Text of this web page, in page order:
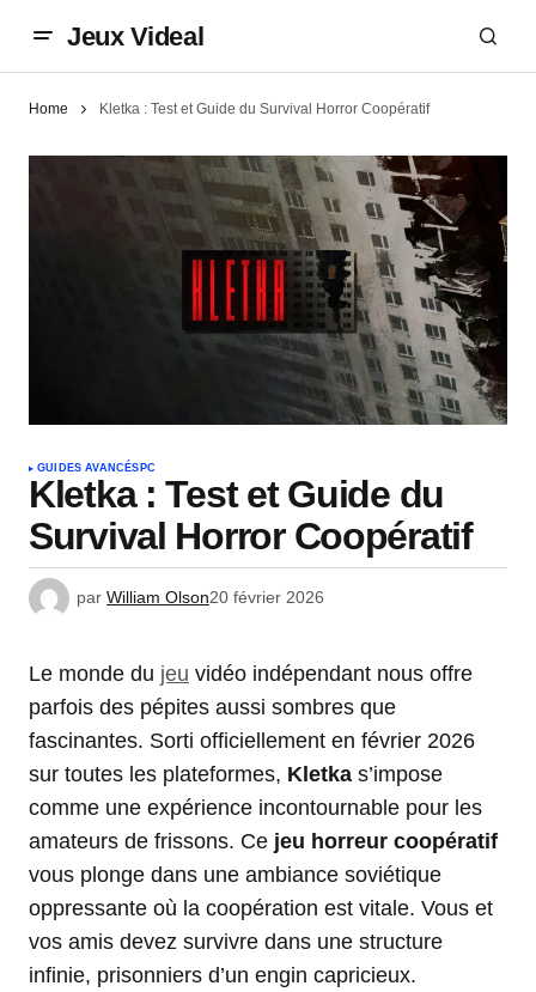
Jeux Videal
Home Kletka : Test et Guide du Survival Horror Coopératif
GUIDES AVANCÉS PC
Kletka : Test et Guide du
Survival Horror Coopératif
par William Olson20 février 2026
Le monde du jeu vidéo indépendant nous offre
parfois des pépites aussi sombres que
fascinantes. Sorti officiellement en février 2026
sur toutes les plateformes, Kletka s’impose
comme une expérience incontournable pour les
amateurs de frissons. Ce jeu horreur coopératif
vous plonge dans une ambiance soviétique
oppressante où la coopération est vitale. Vous et
vos amis devez survivre dans une structure
infinie, prisonniers d’un engin capricieux.